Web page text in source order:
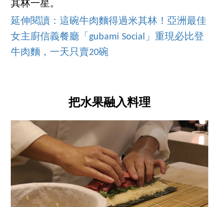
其林一星。
延伸閱讀：這碗牛肉麵得過米其林！亞洲最佳
女主廚信義餐廳「gubami Social」重現必比登
牛肉麵，一天只賣20碗
把水果融入料理